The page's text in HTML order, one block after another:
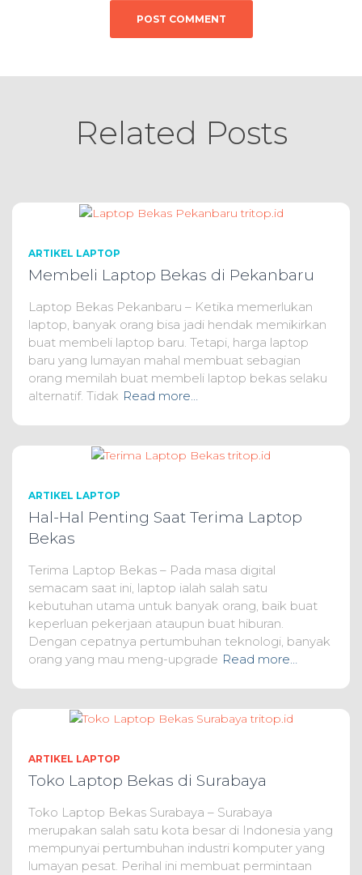
Related Posts
ARTIKEL LAPTOP
Membeli Laptop Bekas di Pekanbaru
Laptop Bekas Pekanbaru – Ketika memerlukan
laptop, banyak orang bisa jadi hendak memikirkan
buat membeli laptop baru. Tetapi, harga laptop
baru yang lumayan mahal membuat sebagian
orang memilah buat membeli laptop bekas selaku
alternatif. Tidak Read more…
ARTIKEL LAPTOP
Hal-Hal Penting Saat Terima Laptop
Bekas
Terima Laptop Bekas – Pada masa digital
semacam saat ini, laptop ialah salah satu
kebutuhan utama untuk banyak orang, baik buat
keperluan pekerjaan ataupun buat hiburan.
Dengan cepatnya pertumbuhan teknologi, banyak
orang yang mau meng-upgrade Read more…
ARTIKEL LAPTOP
Toko Laptop Bekas di Surabaya
Toko Laptop Bekas Surabaya – Surabaya
merupakan salah satu kota besar di Indonesia yang
mempunyai pertumbuhan industri komputer yang
lumayan pesat. Perihal ini membuat permintaan